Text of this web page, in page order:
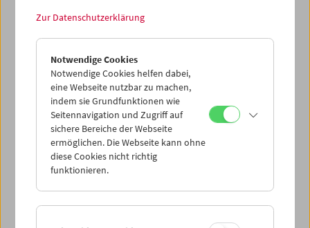
Archiv unserer Jahresberichte
Zur Datenschutzerklärung
Notwendige Cookies
Notwendige Cookies helfen dabei,
eine Webseite nutzbar zu machen,
indem sie Grundfunktionen wie
Seitennavigation und Zugriff auf
sichere Bereiche der Webseite
ermöglichen. Die Webseite kann ohne
diese Cookies nicht richtig
funktionieren.